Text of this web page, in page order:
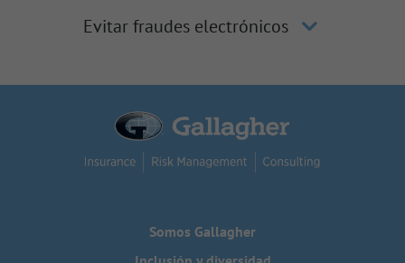
Evitar fraudes electrónicos
Somos Gallagher